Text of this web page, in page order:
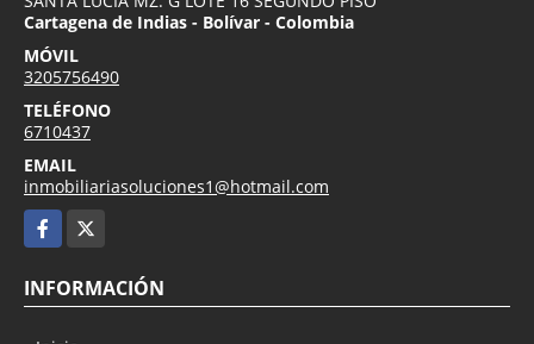
Cartagena de Indias - Bolívar - Colombia
MÓVIL
3205756490
TELÉFONO
6710437
EMAIL
inmobiliariasoluciones1@hotmail.com
Facebook
INFORMACIÓN